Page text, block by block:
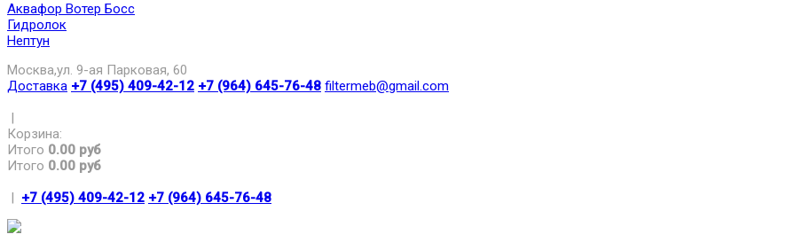
Аквафор Вотер Босс
Гидролок
Нептун
Москва,ул. 9-ая Парковая, 60
Доставка +7 (495) 409-42-12 +7 (964) 645-76-48 filtermeb@gmail.com
|
Корзина:
Итого 0.00 руб
Итого 0.00 руб
| +7 (495) 409-42-12 +7 (964) 645-76-48